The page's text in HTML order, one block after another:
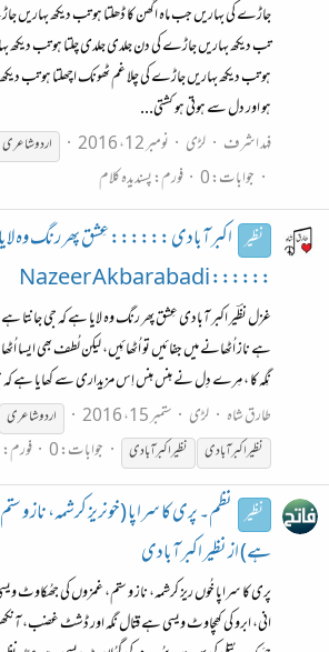
جاڑے کی بہاریں جب ماہ اگھن کا ڈھلتا ہو تب دیکھ بہاریں
تب دیکھ بہاریں جاڑے کی دن جلدی جلدی چلتا ہو تب دیکھ
ہو تب دیکھ بہاریں جاڑے کی چلا غم ٹھونک اچھلتا ہو تب
ہو اور دل سے ہوتی ہو کشتی...
فہد اشرف
لڑی نومبر 12، 2016 اردوشاعری
جوابات: 0 فورم:پسندیدہ کلام
نظیر اکبر آبادی :::::: عِشق پھر رنگ وہ
:::::: Nazeer Akbarabadi
غزل نظؔیر اکبر آبادی عِشق پھر رنگ وہ لایا ہے کہ جی جانتا
ہے ناز اُٹھانے میں جفائیں تو اُٹھائِیں، لیکن لُطف بھی ایسا
نِگہ کا ، مِرے دِل نے ہنس ہنس اِس مزیداری سے کھایا ہے کہ
طارق شاہ
لڑی ستمبر 15، 2016 اردو شاعری
نظیراکبر آبادی نظیراکبرآبادی جوابات: 0 فورم:
نظیر نظم۔ پری کا سراپا (خونریز کرشمہ، ناز
ہے) از نظیر اکبر آبادی
پری کا سراپا خُوں ریز کرشمہ، ناز و ستم، غمزوں کی جھُکاوٹ
انی، ابرو کی کھِچاوٹ ویسی ہے قتّال نگہ اور ڈشٹ غضب،